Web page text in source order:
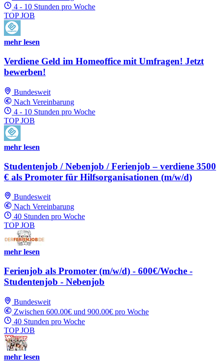
4 - 10 Stunden pro Woche
TOP JOB
mehr lesen
Verdiene Geld im Homeoffice mit Umfragen! Jetzt
bewerben!
Bundesweit
Nach Vereinbarung
4 - 10 Stunden pro Woche
TOP JOB
mehr lesen
Studentenjob / Nebenjob / Ferienjob – verdiene 3500
€ als Promoter für Hilfsorganisationen (m/w/d)
Bundesweit
Nach Vereinbarung
40 Stunden pro Woche
TOP JOB
mehr lesen
Ferienjob als Promoter (m/w/d) - 600€/Woche -
Studentenjob - Nebenjob
Bundesweit
Zwischen 600.00€ und 900.00€ pro Woche
40 Stunden pro Woche
TOP JOB
mehr lesen